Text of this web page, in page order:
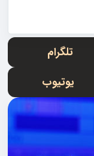
تلگرام
یوتیوب